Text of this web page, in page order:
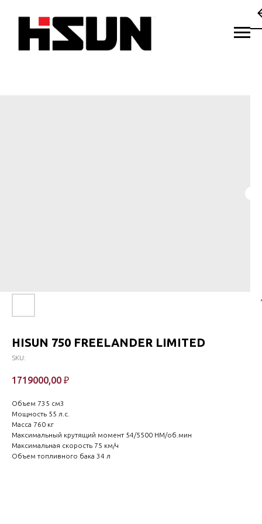
HISUN 750 FREELANDER LIMITED
SKU:
1719000,00 ₽
Объем 735 cм3
Мощность 55 л.с.
Масса 760 кг
Максимальный крутящий момент 54/5500 HM/об.мин
Максимальная скорость 75 км/ч
Объем топливного бака 34 л